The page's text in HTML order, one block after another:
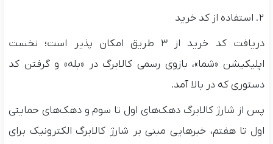
۲. استفاده از کد خرید
دریافت کد خرید از ۳ طریق امکان پذیر است؛ نخست
اپلیکیشن «شما»، بازوی رسمی کالابرگ در «بله» و گرفتن کد
دستوری که در بالا آمد.
پس از شارژ کالابرگ دهک‌های اول تا سوم و دهک‌های حمایتی
اول تا هفتم، خبرهایی مبنی بر شارژ کالابرگ الکترونیک برای